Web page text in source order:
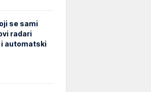
se sami
radari
i automatski